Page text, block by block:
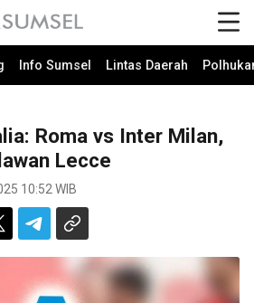
Info Sumsel Lintas Daerah
Roma vs Inter Milan,
Lecce
10:52 WIB